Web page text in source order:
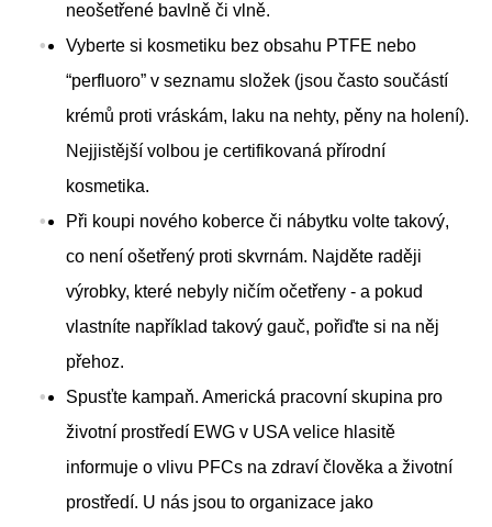
neošetřené bavlně či vlně.
Vyberte si kosmetiku bez obsahu PTFE nebo
“perfluoro” v seznamu složek (jsou často součástí
krémů proti vráskám, laku na nehty, pěny na holení).
Nejjistější volbou je certifikovaná přírodní
kosmetika.
Při koupi nového koberce či nábytku volte takový,
co není ošetřený proti skvrnám. Najděte raději
výrobky, které nebyly ničím očetřeny - a pokud
vlastníte například takový gauč, pořiďte si na něj
přehoz.
Spusťte kampaň. Americká pracovní skupina pro
životní prostředí EWG v USA velice hlasitě
informuje o vlivu PFCs na zdraví člověka a životní
prostředí. U nás jsou to organizace jako